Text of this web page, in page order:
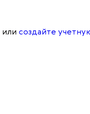
или создайте